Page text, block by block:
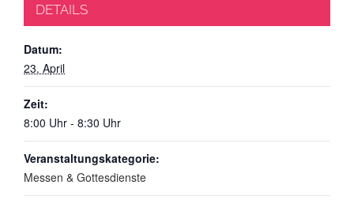
DETAILS
Datum:
23. April
Zeit:
8:00 Uhr - 8:30 Uhr
Veranstaltungskategorie:
Messen & Gottesdienste